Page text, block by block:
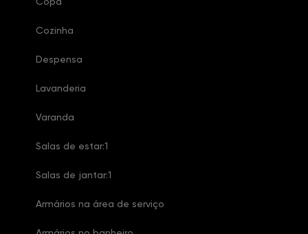
Cozinha
Despensa
Lavanderia
Varanda
Salas de estar:1
Salas de jantar:1
Armários na área de serviço